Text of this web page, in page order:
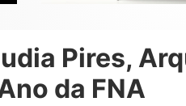
Pires,
da FNA